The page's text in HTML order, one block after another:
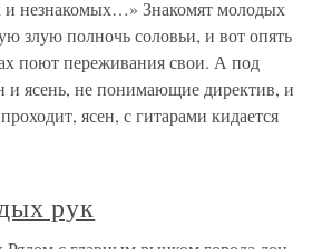
и незнакомых…» Знакомят молодых
злую полночь соловьи, и вот опять
поют переживания свои. А под
и ясень, не понимающие директив, и
ясен, с гитарами кидается
рук